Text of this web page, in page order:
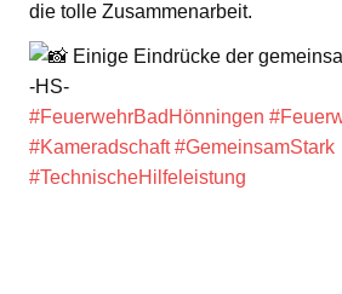
die tolle Zusammenarbeit.
Einige Eindrücke der
-HS-
#FeuerwehrBadHönningen
#Kameradschaft #GemeinsamStark
#TechnischeHilfeleistung